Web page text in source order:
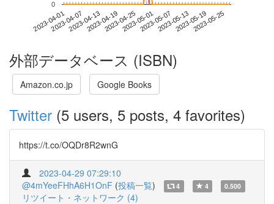
2023-04-012023-04-072023-04-132023-04-192023-04-252023-05-012023-05-072023-05-132023-05-192023-05-25
0
外部データベース (ISBN)
Amazon.co.jp Google Books
Twitter (5 users, 5 posts, 4 favorites)
https://t.co/OQDr8R2wnG
2023-04-29 07:29:10
@4mYeeFHhA6H1OnF (投稿一覧) 4 4 0.500
リツイート・ネットワーク (4)